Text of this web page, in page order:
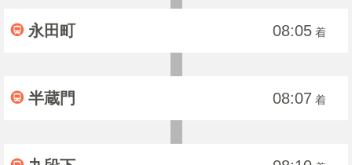
永田町 08:05 着
半蔵門 08:07 着